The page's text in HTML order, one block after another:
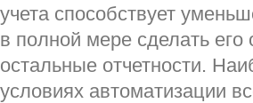
учета способствует
в полной мере сделать его
остальные отчетности.
условиях автоматизации